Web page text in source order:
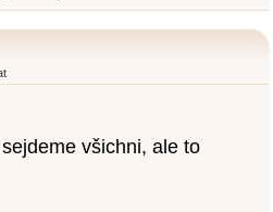
všichni, ale to